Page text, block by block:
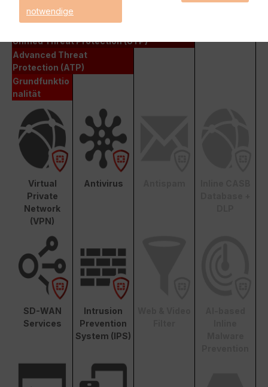
Unified Threat Protection (UTP)
Advanced Threat
Protection (ATP)
Grundfunktio
nalität
Virtual
Private
Network
(VPN)
Antivirus
SD-WAN
Services
Intrusion
Prevention
System (IPS)
notwendige